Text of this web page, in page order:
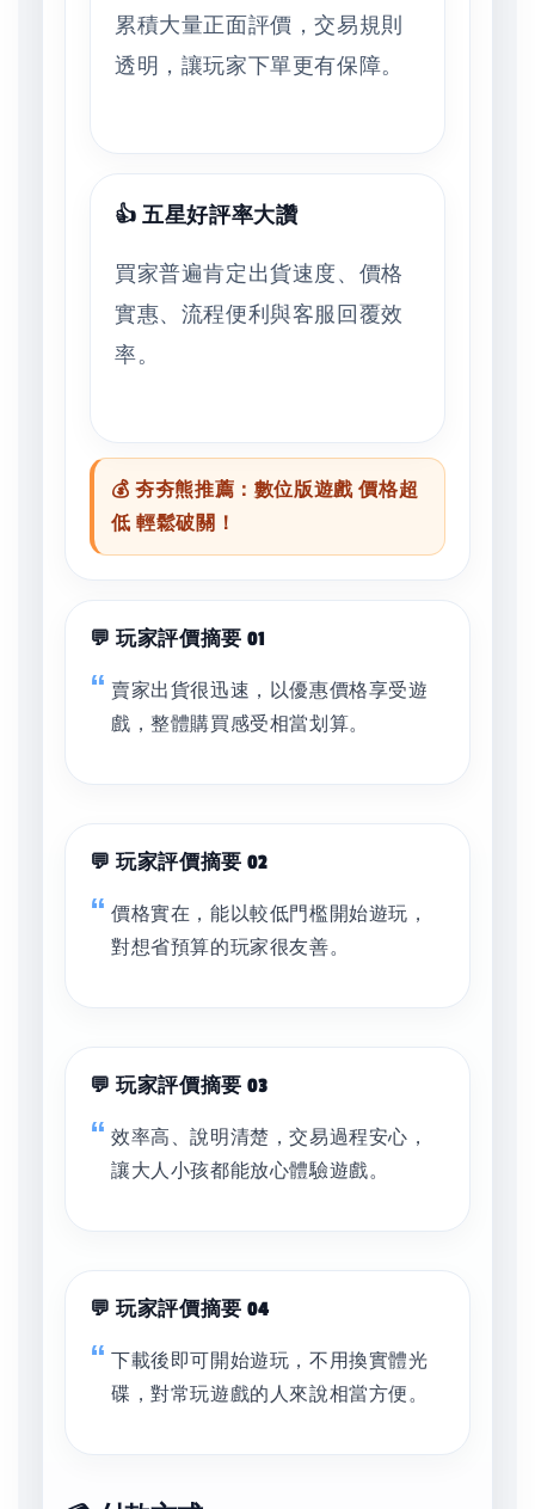
累積大量正面評價，交易規則
透明，讓玩家下單更有保障。
👍 五星好評率大讚
買家普遍肯定出貨速度、價格
實惠、流程便利與客服回覆效
率。
💰 夯夯熊推薦：數位版遊戲 價格超
低 輕鬆破關！
💬 玩家評價摘要 01
賣家出貨很迅速，以優惠價格享受遊
戲，整體購買感受相當划算。
💬 玩家評價摘要 02
價格實在，能以較低門檻開始遊玩，
對想省預算的玩家很友善。
💬 玩家評價摘要 03
效率高、說明清楚，交易過程安心，
讓大人小孩都能放心體驗遊戲。
💬 玩家評價摘要 04
下載後即可開始遊玩，不用換實體光
碟，對常玩遊戲的人來說相當方便。